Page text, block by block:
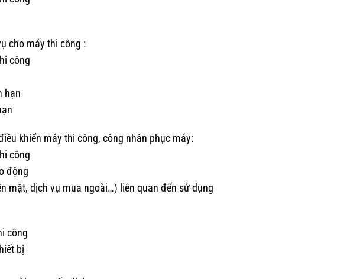
cho máy thi công :
công
hạn
khiển máy thi công, công nhân phục máy:
công
động
mặt, dịch vụ mua ngoài…) liên quan đến sử dụng
công
bị